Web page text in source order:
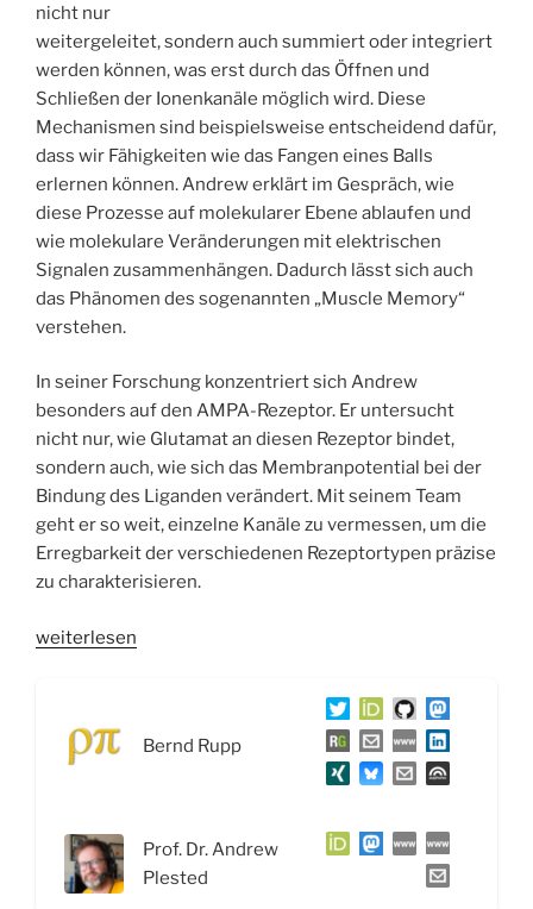
nicht nur
weitergeleitet, sondern auch summiert oder integriert
werden können, was erst durch das Öffnen und
Schließen der Ionenkanäle möglich wird. Diese
Mechanismen sind beispielsweise entscheidend dafür,
dass wir Fähigkeiten wie das Fangen eines Balls
erlernen können. Andrew erklärt im Gespräch, wie
diese Prozesse auf molekularer Ebene ablaufen und
wie molekulare Veränderungen mit elektrischen
Signalen zusammenhängen. Dadurch lässt sich auch
das Phänomen des sogenannten „Muscle Memory“
verstehen.
In seiner Forschung konzentriert sich Andrew
besonders auf den AMPA-Rezeptor. Er untersucht
nicht nur, wie Glutamat an diesen Rezeptor bindet,
sondern auch, wie sich das Membranpotential bei der
Bindung des Liganden verändert. Mit seinem Team
geht er so weit, einzelne Kanäle zu vermessen, um die
Erregbarkeit der verschiedenen Rezeptortypen präzise
zu charakterisieren.
„WSR080
Prof.
Andrew
weiterlesen
Bernd Rupp
Prof. Dr. Andrew
Plested